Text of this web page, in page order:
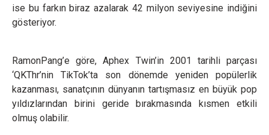
ise bu farkın biraz azalarak 42 milyon seviyesine indiğini
gösteriyor.
RamonPang’e göre, Aphex Twin’in 2001 tarihli parçası
‘QKThr’nin TikTok’ta son dönemde yeniden popülerlik
kazanması, sanatçının dünyanın tartışmasız en büyük pop
yıldızlarından birini geride bırakmasında kısmen etkili
olmuş olabilir.